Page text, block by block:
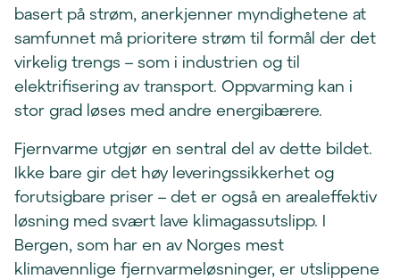
basert på strøm, anerkjenner myndighetene at
samfunnet må prioritere strøm til formål der det
virkelig trengs – som i industrien og til
elektrifisering av transport. Oppvarming kan i
stor grad løses med andre energibærere.
Fjernvarme utgjør en sentral del av dette bildet.
Ikke bare gir det høy leveringssikkerhet og
forutsigbare priser – det er også en arealeffektiv
løsning med svært lave klimagassutslipp. I
Bergen, som har en av Norges mest
klimavennlige fjernvarmeløsninger, er utslippene